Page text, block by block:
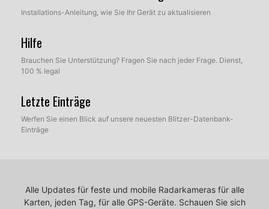
Installations-Anleitung, wie Sie Ihr Gerät zu aktualisieren
Hilfe
Brauchen Sie Unterstützung? Fragen Sie nach jeder Frage. Dienst,
100 % legal
Letzte Einträge
Werfen Sie einen Blick auf unsere neuesten Blitzer-Datenbank-
Einträge
Alle Updates für feste und mobile Radarkameras für alle
Karten, jeden Tag, für alle GPS-Geräte. Schauen Sie sich